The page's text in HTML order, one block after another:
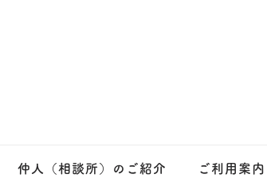
仲人（相談所）のご紹介
ご利用案内